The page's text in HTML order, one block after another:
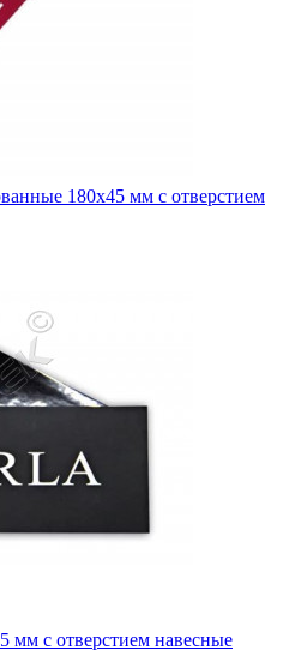
мм с отверстием навесные
со сверлением отверстия